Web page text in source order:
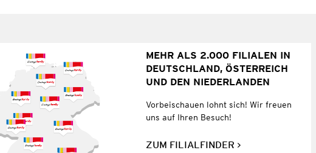
MEHR ALS 2.000 FILIALEN IN
DEUTSCHLAND, ÖSTERREICH
UND DEN NIEDERLANDEN
Vorbeischauen lohnt sich! Wir freuen
uns auf Ihren Besuch!
ZUM FILIALFINDER